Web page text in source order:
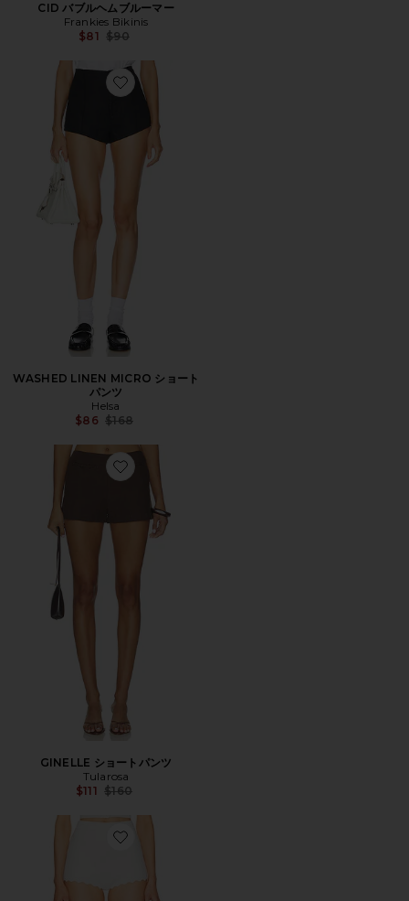
CID バブルヘムブルーマー
Frankies Bikinis
$81 Previous price:
$90
Favorite WASHED LINEN MICRO ショートパンツ
WASHED LINEN MICRO ショート
パンツ
Helsa
$86 Previous price:
$168
Favorite GINELLE ショートパンツ
GINELLE ショートパンツ
Tularosa
$111 Previous price:
$160
Favorite ELVIRA ショートパンツ